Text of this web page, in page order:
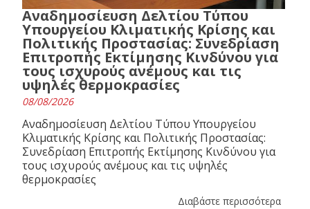
Αναδημοσίευση Δελτίου Τύπου
Υπουργείου Κλιματικής Κρίσης και
Πολιτικής Προστασίας: Συνεδρίαση
Επιτροπής Εκτίμησης Κινδύνου για
τους ισχυρούς ανέμους και τις
υψηλές θερμοκρασίες
08/08/2026
Αναδημοσίευση Δελτίου Τύπου Υπουργείου
Κλιματικής Κρίσης και Πολιτικής Προστασίας:
Συνεδρίαση Επιτροπής Εκτίμησης Κινδύνου για
τους ισχυρούς ανέμους και τις υψηλές
θερμοκρασίες
Διαβάστε περισσότερα